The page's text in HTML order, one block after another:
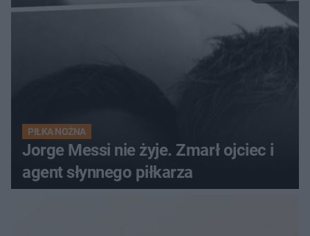
PIŁKA NOŻNA
Jorge Messi nie żyje. Zmarł ojciec i
agent słynnego piłkarza